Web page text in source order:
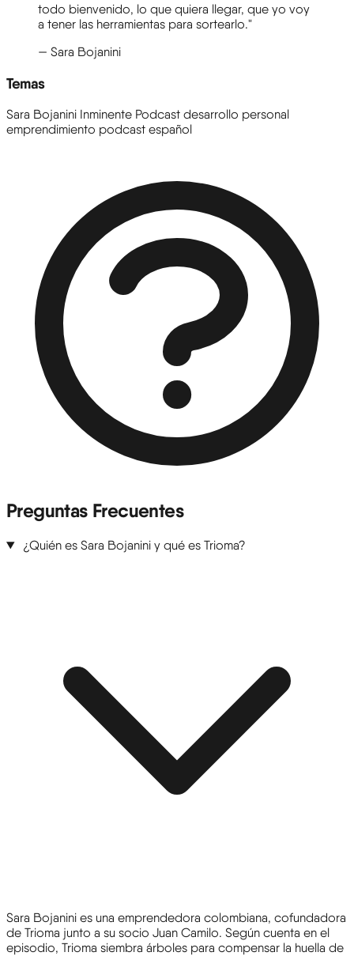
todo bienvenido, lo que quiera llegar, que yo voy
a tener las herramientas para sortearlo."
— Sara Bojanini
Temas
Sara Bojanini Inminente Podcast desarrollo personal
emprendimiento podcast español
Preguntas Frecuentes
¿Quién es Sara Bojanini y qué es Trioma?
Sara Bojanini es una emprendedora colombiana, cofundadora
de Trioma junto a su socio Juan Camilo. Según cuenta en el
episodio, Trioma siembra árboles para compensar la huella de